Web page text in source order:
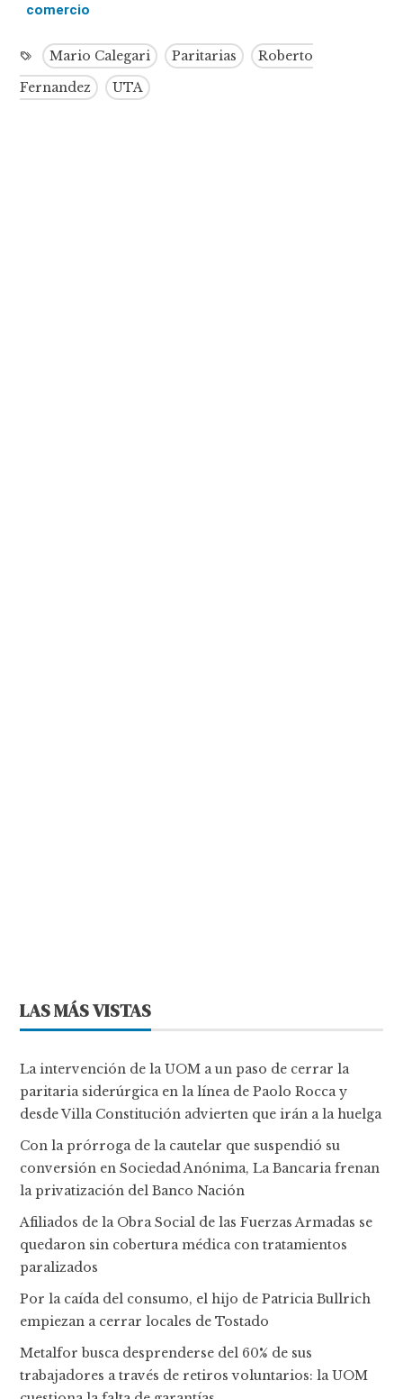
comercio
Mario Calegari Paritarias
Roberto
Fernandez
UTA
LAS MÁS VISTAS
La intervención de la UOM a un paso de cerrar la
paritaria siderúrgica en la línea de Paolo Rocca y
desde Villa Constitución advierten que irán a la huelga
Con la prórroga de la cautelar que suspendió su
conversión en Sociedad Anónima, La Bancaria frenan
la privatización del Banco Nación
Afiliados de la Obra Social de las Fuerzas Armadas se
quedaron sin cobertura médica con tratamientos
paralizados
Por la caída del consumo, el hijo de Patricia Bullrich
empiezan a cerrar locales de Tostado
Metalfor busca desprenderse del 60% de sus
trabajadores a través de retiros voluntarios: la UOM